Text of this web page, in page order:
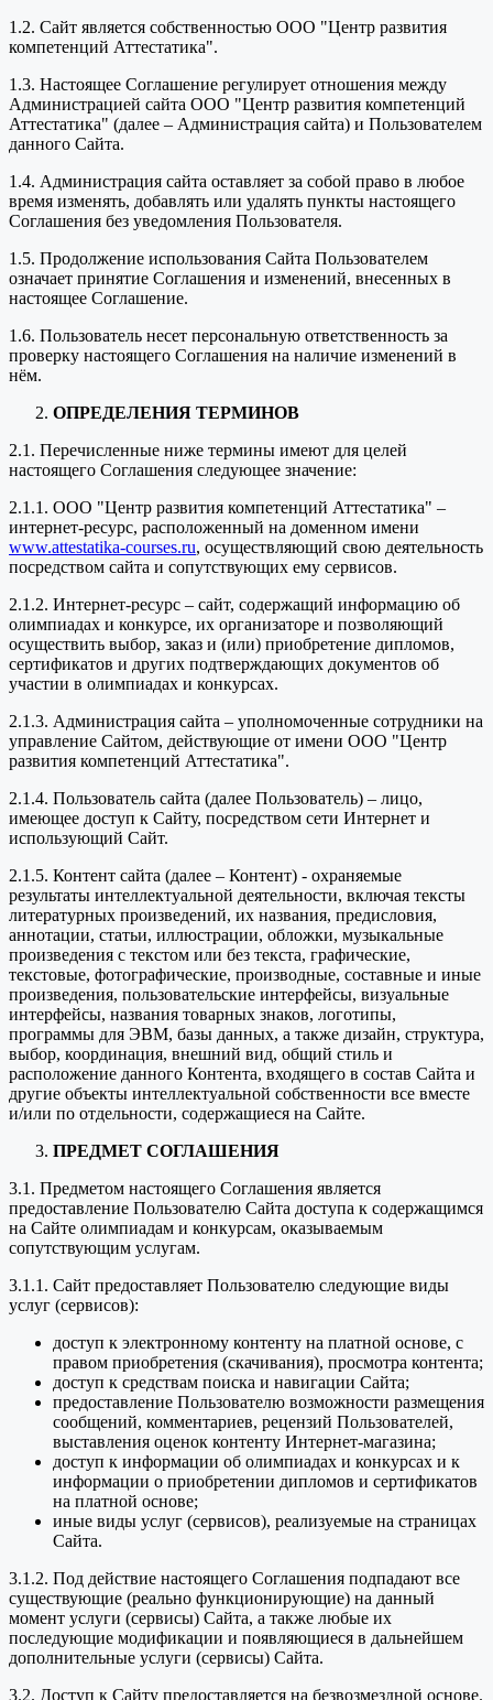
1.2. Сайт является собственностью ООО "Центр развития
компетенций Аттестатика".
1.3. Настоящее Соглашение регулирует отношения между
Администрацией сайта ООО "Центр развития компетенций
Аттестатика" (далее – Администрация сайта) и Пользователем
данного Сайта.
1.4. Администрация сайта оставляет за собой право в любое
время изменять, добавлять или удалять пункты настоящего
Соглашения без уведомления Пользователя.
1.5. Продолжение использования Сайта Пользователем
означает принятие Соглашения и изменений, внесенных в
настоящее Соглашение.
1.6. Пользователь несет персональную ответственность за
проверку настоящего Соглашения на наличие изменений в
нём.
ОПРЕДЕЛЕНИЯ ТЕРМИНОВ
2.1. Перечисленные ниже термины имеют для целей
настоящего Соглашения следующее значение:
2.1.1. ООО "Центр развития компетенций Аттестатика" –
интернет-ресурс, расположенный на доменном имени
www.attestatika-courses.ru, осуществляющий свою деятельность
посредством сайта и сопутствующих ему сервисов.
2.1.2. Интернет-ресурс – сайт, содержащий информацию об
олимпиадах и конкурсе, их организаторе и позволяющий
осуществить выбор, заказ и (или) приобретение дипломов,
сертификатов и других подтверждающих документов об
участии в олимпиадах и конкурсах.
2.1.3. Администрация сайта – уполномоченные сотрудники на
управление Сайтом, действующие от имени ООО "Центр
развития компетенций Аттестатика".
2.1.4. Пользователь сайта (далее Пользователь) – лицо,
имеющее доступ к Сайту, посредством сети Интернет и
использующий Сайт.
2.1.5. Контент сайта (далее – Контент) - охраняемые
результаты интеллектуальной деятельности, включая тексты
литературных произведений, их названия, предисловия,
аннотации, статьи, иллюстрации, обложки, музыкальные
произведения с текстом или без текста, графические,
текстовые, фотографические, производные, составные и иные
произведения, пользовательские интерфейсы, визуальные
интерфейсы, названия товарных знаков, логотипы,
программы для ЭВМ, базы данных, а также дизайн, структура,
выбор, координация, внешний вид, общий стиль и
расположение данного Контента, входящего в состав Сайта и
другие объекты интеллектуальной собственности все вместе
и/или по отдельности, содержащиеся на Сайте.
ПРЕДМЕТ СОГЛАШЕНИЯ
3.1. Предметом настоящего Соглашения является
предоставление Пользователю Сайта доступа к содержащимся
на Сайте олимпиадам и конкурсам, оказываемым
сопутствующим услугам.
3.1.1. Сайт предоставляет Пользователю следующие виды
услуг (сервисов):
доступ к электронному контенту на платной основе, с
правом приобретения (скачивания), просмотра контента;
доступ к средствам поиска и навигации Сайта;
предоставление Пользователю возможности размещения
сообщений, комментариев, рецензий Пользователей,
выставления оценок контенту Интернет-магазина;
доступ к информации об олимпиадах и конкурсах и к
информации о приобретении дипломов и сертификатов
на платной основе;
иные виды услуг (сервисов), реализуемые на страницах
Сайта.
3.1.2. Под действие настоящего Соглашения подпадают все
существующие (реально функционирующие) на данный
момент услуги (сервисы) Сайта, а также любые их
последующие модификации и появляющиеся в дальнейшем
дополнительные услуги (сервисы) Сайта.
3.2. Доступ к Сайту предоставляется на безвозмездной основе.